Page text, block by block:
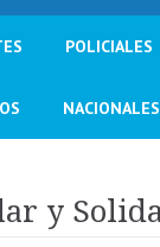
POLICIALES
NACIONALES
y